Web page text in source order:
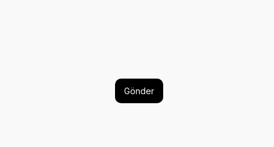
Gönder